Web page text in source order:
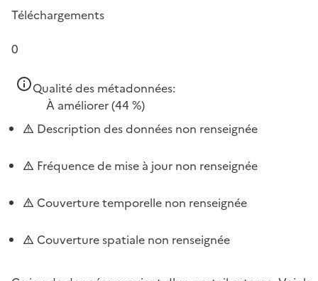
Téléchargements
0
Qualité des métadonnées:
À améliorer(44 %)
Description des données non renseignée
Fréquence de mise à jour non renseignée
Couverture temporelle non renseignée
Couverture spatiale non renseignée